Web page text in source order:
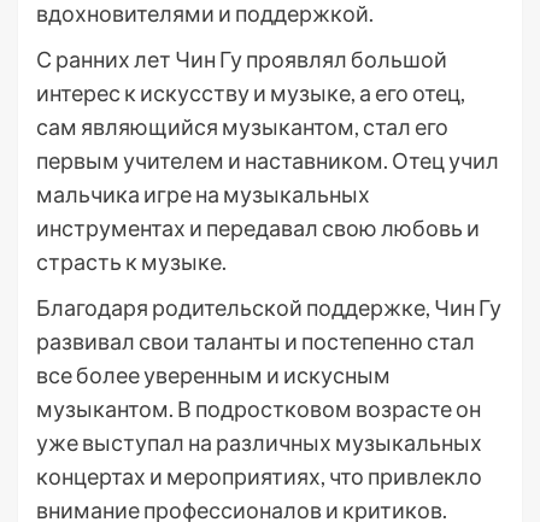
вдохновителями и поддержкой.
С ранних лет Чин Гу проявлял большой
интерес к искусству и музыке, а его отец,
сам являющийся музыкантом, стал его
первым учителем и наставником. Отец учил
мальчика игре на музыкальных
инструментах и передавал свою любовь и
страсть к музыке.
Благодаря родительской поддержке, Чин Гу
развивал свои таланты и постепенно стал
все более уверенным и искусным
музыкантом. В подростковом возрасте он
уже выступал на различных музыкальных
концертах и мероприятиях, что привлекло
внимание профессионалов и критиков.